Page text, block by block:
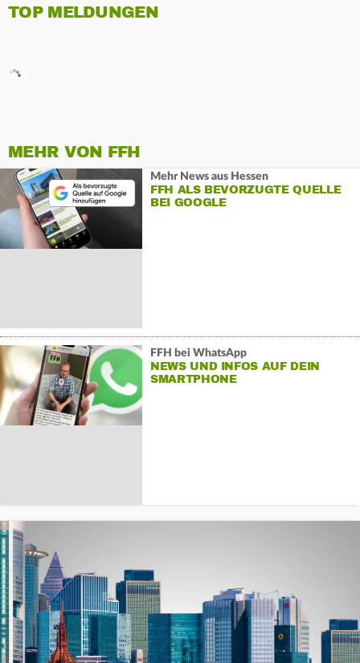
TOP MELDUNGEN
MEHR VON FFH
Mehr News aus Hessen
FFH ALS BEVORZUGTE QUELLE
BEI GOOGLE
FFH bei WhatsApp
NEWS UND INFOS AUF DEIN
SMARTPHONE